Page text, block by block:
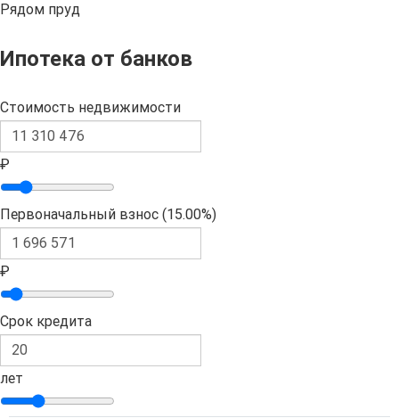
Рядом пруд
Ипотека от банков
Стоимость недвижимости
₽
Первоначальный взнос (15.00%)
₽
Срок кредита
лет